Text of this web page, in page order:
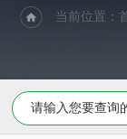
当前位置：